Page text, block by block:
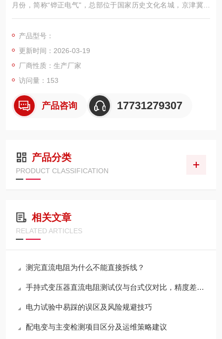
月份，简称“铧正电气"，总部位于国家历史文化名城，京津冀地
区中心城市之一，素有“京畿重地"、“首都南大门"之称的保定，目
国网集中采购的中标单位。
产品型号：
更新时间：2026-03-19
厂商性质：生产厂家
访问量：153
产品咨询 17731279307
产品分类
PRODUCT CLASSIFICATION
相关文章
RELATED ARTICLES
测完直流电阻为什么不能直接拆线？
手持式变压器直流电阻测试仪与台式仪对比，精度差多少？
电力试验中易踩的误区及风险规避技巧
配电变与主变检测项目区分及运维策略建议